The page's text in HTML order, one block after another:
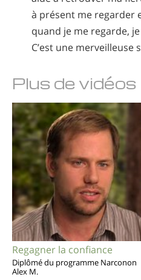
à présent me regarder
quand je me regarde,
C’est une merveilleuse
Plus de vidéos
Regagner la confiance
Diplômé du programme Narconon
Alex M.